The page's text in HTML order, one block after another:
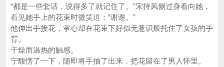
“都是一些套话，说得多了就记住了。”宋持风侧过身看向她，
看见她手上的花束时微笑道：“谢谢。”
他伸出手接花，掌心却在花束下好似无意识般托住了女孩的手
背。
干燥而温热的触感。
宁馥愣了一下，随即将手抽了出来，把花留在了男人怀里。